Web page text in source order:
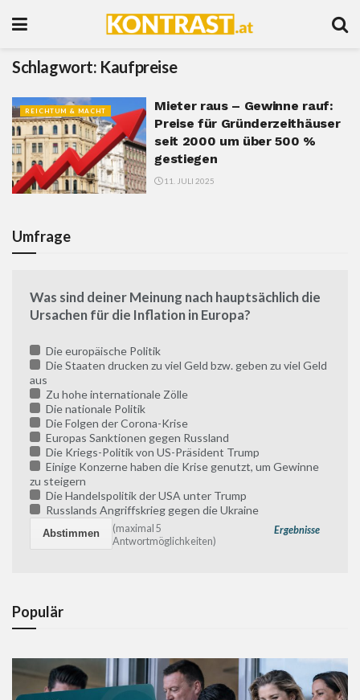
Schlagwort: Kaufpreise
REICHTUM & MACHT
Mieter raus – Gewinne rauf:
Preise für Gründerzeithäuser
seit 2000 um über 500 %
gestiegen
11. JULI 2025
Umfrage
Was sind deiner Meinung nach hauptsächlich die
Ursachen für die Inflation in Europa?
Die europäische Politik
Die Staaten drucken zu viel Geld bzw. geben zu viel Geld
aus
Zu hohe internationale Zölle
Die nationale Politik
Die Folgen der Corona-Krise
Europas Sanktionen gegen Russland
Die Kriegs-Politik von US-Präsident Trump
Einige Konzerne haben die Krise genutzt, um Gewinne
zu steigern
Die Handelspolitik der USA unter Trump
Russlands Angriffskrieg gegen die Ukraine
Ergebnisse
(maximal 5
Antwortmöglichkeiten)
Populär